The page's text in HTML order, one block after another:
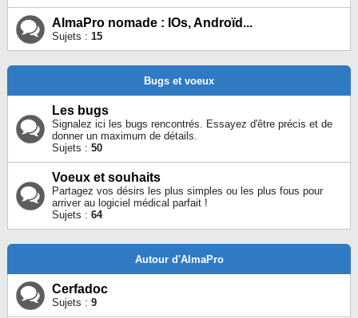
AlmaPro nomade : IOs, Androïd...
Sujets : 15
Bugs et voeux
Les bugs
Signalez ici les bugs rencontrés. Essayez d'être précis et de
donner un maximum de détails.
Sujets : 50
Voeux et souhaits
Partagez vos désirs les plus simples ou les plus fous pour
arriver au logiciel médical parfait !
Sujets : 64
Autour d'AlmaPro
Cerfadoc
Sujets : 9